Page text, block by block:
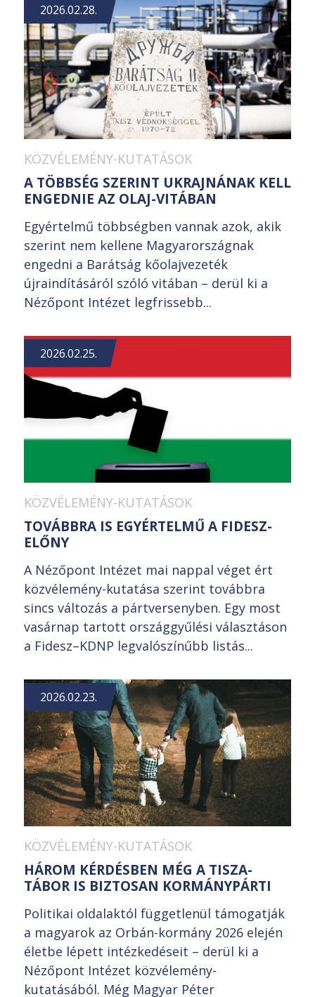
2026.02.28.
KÖZVÉLEMÉNY-KUTATÁSOK
A TÖBBSÉG SZERINT UKRAJNÁNAK KELL
ENGEDNIE AZ OLAJ-VITÁBAN
Egyértelmű többségben vannak azok, akik
szerint nem kellene Magyarországnak
engedni a Barátság kőolajvezeték
újraindításáról szóló vitában – derül ki a
Nézőpont Intézet legfrissebb...
2026.02.25.
KÖZVÉLEMÉNY-KUTATÁSOK
TOVÁBBRA IS EGYÉRTELMŰ A FIDESZ-
ELŐNY
A Nézőpont Intézet mai nappal véget ért
közvélemény-kutatása szerint továbbra
sincs változás a pártversenyben. Egy most
vasárnap tartott országgyűlési választáson
a Fidesz–KDNP legvalószínűbb listás...
2026.02.23.
KÖZVÉLEMÉNY-KUTATÁSOK
HÁROM KÉRDÉSBEN MÉG A TISZA-
TÁBOR IS BIZTOSAN KORMÁNYPÁRTI
Politikai oldalaktól függetlenül támogatják
a magyarok az Orbán-kormány 2026 elején
életbe lépett intézkedéseit – derül ki a
Nézőpont Intézet közvélemény-
kutatásából. Még Magyar Péter